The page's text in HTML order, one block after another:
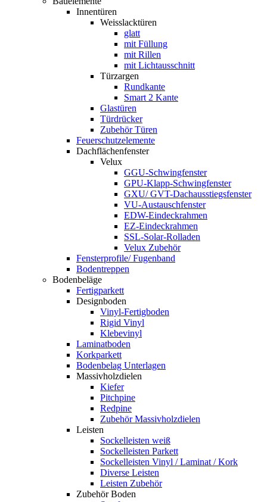
Innentüren
Weisslacktüren
glatt
mit Füllung
mit Rillen
mit Lichtausschnitt
Türzargen
Rundkante
Smart 2 Kante
Glastüren
Türdrücker
Zubehör Türen
Feuerschutzelemente
Dachflächenfenster
Velux
GGU-Schwingfenster
GPU-Klapp-Schwingfenster
GXU/ GVT-Dachausstiegsfenster
VU-Austauschfenster
EDW-Eindeckrahmen
EZ-Eindeckrahmen
SSL-Solar-Rolladen
Velux Zubehör
Fensterprofile/ Fugenband
Bodentreppen
Bodenbeläge
Fertigparkett
Designboden
Vinyl-Fertigboden
Rigid Vinyl
Klebevinyl
Laminatboden
Korkparkett
Bodenbelag Unterlagen
Massivholzdielen
Kiefer
Pitchpine
Redpine
Zubehör Massivholzdielen
Leisten
Sockelleisten weiß
Sockelleisten Parkett
Sockelleisten Vinyl / Laminat / Kork
Diverse Leisten
Leisten Zubehör
Zubehör Boden